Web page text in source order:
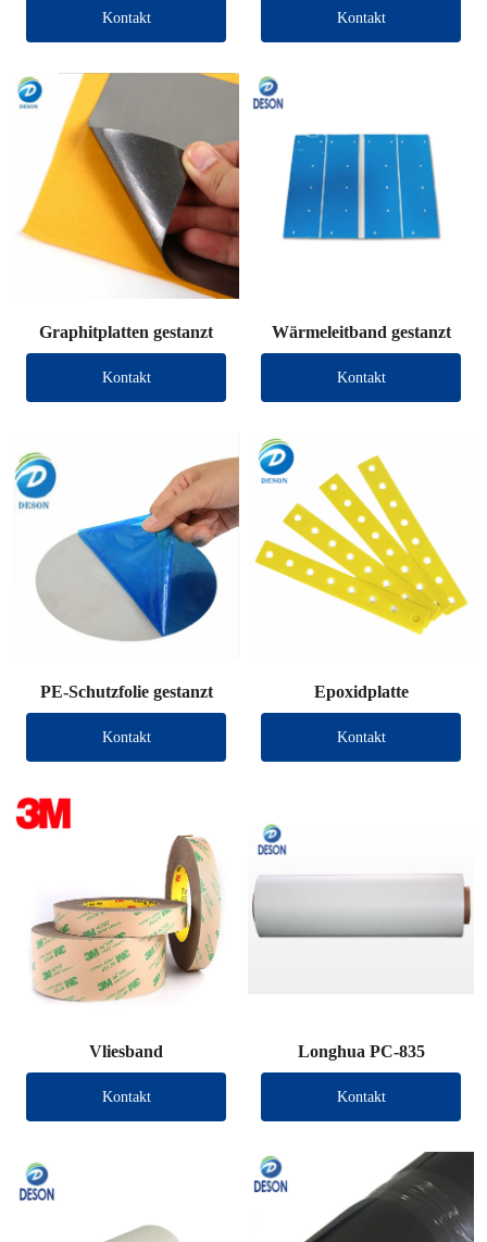
Kontakt Kontakt
Graphitplatten gestanzt
Kontakt
Wärmeleitband gestanzt
Kontakt
PE-Schutzfolie gestanzt
Kontakt
Epoxidplatte
Kontakt
Vliesband
Kontakt
Longhua PC-835
Kontakt